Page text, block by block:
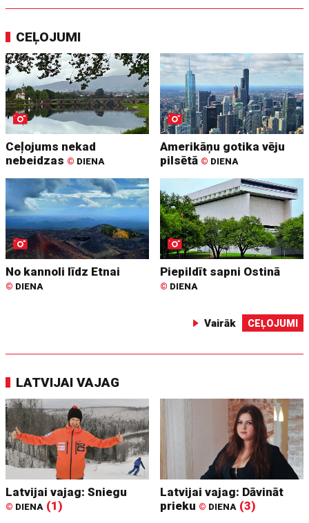
CEĻOJUMI
Ceļojums nekad
nebeidzas © DIENA
Amerikāņu gotika vēju
pilsētā © DIENA
No kannoli līdz Etnai
© DIENA
Piepildīt sapni Ostinā
© DIENA
Vairāk CEĻOJUMI
LATVIJAI VAJAG
Latvijai vajag: Sniegu
© DIENA (1)
Latvijai vajag: Dāvināt
prieku © DIENA (3)